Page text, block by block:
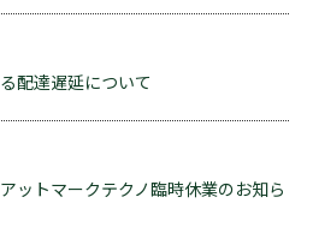
配達遅延について
ットマークテクノ臨時休業のお知ら